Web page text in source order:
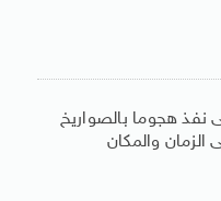
نفذ هجوما بالصواريخ
والمكان